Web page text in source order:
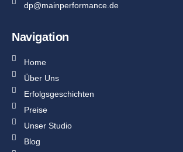
dp@mainperformance.de
Navigation
Home
Über Uns
Erfolgsgeschichten
Preise
Unser Studio
Blog